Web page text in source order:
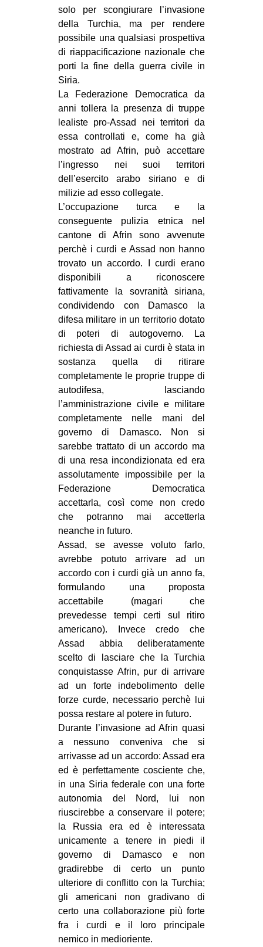
solo per scongiurare l’invasione
della Turchia, ma per rendere
possibile una qualsiasi prospettiva
di riappacificazione nazionale che
porti la fine della guerra civile in
Siria.
La Federazione Democratica da
anni tollera la presenza di truppe
lealiste pro-Assad nei territori da
essa controllati e, come ha già
mostrato ad Afrin, può accettare
l’ingresso nei suoi territori
dell’esercito arabo siriano e di
milizie ad esso collegate.
L’occupazione turca e la
conseguente pulizia etnica nel
cantone di Afrin sono avvenute
perchè i curdi e Assad non hanno
trovato un accordo. I curdi erano
disponibili a riconoscere
fattivamente la sovranità siriana,
condividendo con Damasco la
difesa militare in un territorio dotato
di poteri di autogoverno. La
richiesta di Assad ai curdi è stata in
sostanza quella di ritirare
completamente le proprie truppe di
autodifesa, lasciando
l’amministrazione civile e militare
completamente nelle mani del
governo di Damasco. Non si
sarebbe trattato di un accordo ma
di una resa incondizionata ed era
assolutamente impossibile per la
Federazione Democratica
accettarla, così come non credo
che potranno mai accetterla
neanche in futuro.
Assad, se avesse voluto farlo,
avrebbe potuto arrivare ad un
accordo con i curdi già un anno fa,
formulando una proposta
accettabile (magari che
prevedesse tempi certi sul ritiro
americano). Invece credo che
Assad abbia deliberatamente
scelto di lasciare che la Turchia
conquistasse Afrin, pur di arrivare
ad un forte indebolimento delle
forze curde, necessario perchè lui
possa restare al potere in futuro.
Durante l’invasione ad Afrin quasi
a nessuno conveniva che si
arrivasse ad un accordo: Assad era
ed è perfettamente cosciente che,
in una Siria federale con una forte
autonomia del Nord, lui non
riuscirebbe a conservare il potere;
la Russia era ed è interessata
unicamente a tenere in piedi il
governo di Damasco e non
gradirebbe di certo un punto
ulteriore di conflitto con la Turchia;
gli americani non gradivano di
certo una collaborazione più forte
fra i curdi e il loro principale
nemico in medioriente.